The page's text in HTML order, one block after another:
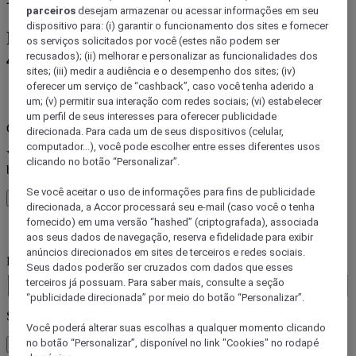
Reserve sua estadia em uma das mais de
45 marcas da Accor
Erro(s de)
Core booking engine
You’ll be redirected to Accor website to view available hotels and
book your stay
Fechar janela
Erro(s de)
Para onde você viaja?
Booking Dates
Selecionar hóspedes
1 Quarto(s) - 1 Hóspede(s)
parceiros desejam armazenar ou acessar informações em seu
dispositivo para: (i) garantir o funcionamento dos sites e fornecer
os serviços solicitados por você (estes não podem ser
recusados); (ii) melhorar e personalizar as funcionalidades dos
sites; (iii) medir a audiência e o desempenho dos sites; (iv)
oferecer um serviço de “cashback”, caso você tenha aderido a
um; (v) permitir sua interação com redes sociais; (vi) estabelecer
um perfil de seus interesses para oferecer publicidade
direcionada. Para cada um de seus dispositivos (celular,
computador...), você pode escolher entre esses diferentes usos
clicando no botão “Personalizar”.
Se você aceitar o uso de informações para fins de publicidade
direcionada, a Accor processará seu e-mail (caso você o tenha
fornecido) em uma versão “hashed” (criptografada), associada
aos seus dados de navegação, reserva e fidelidade para exibir
anúncios direcionados em sites de terceiros e redes sociais.
Seus dados poderão ser cruzados com dados que esses
terceiros já possuam. Para saber mais, consulte a seção
“publicidade direcionada” por meio do botão “Personalizar”.
Você poderá alterar suas escolhas a qualquer momento clicando
no botão “Personalizar”, disponível no link "Cookies" no rodapé